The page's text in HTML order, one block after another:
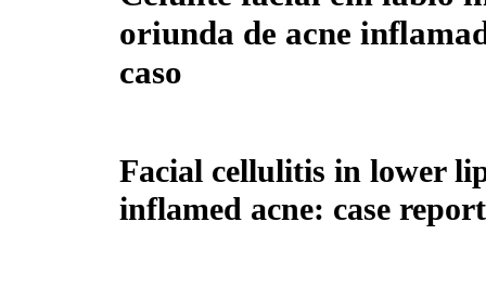
oriunda de acne
caso
Facial cellulitis in lower
inflamed acne: case report